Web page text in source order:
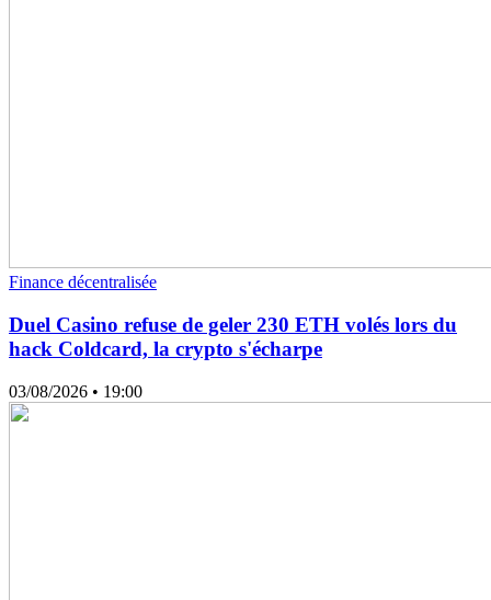
Finance décentralisée
Duel Casino refuse de geler 230 ETH volés lors du
hack Coldcard, la crypto s'écharpe
03/08/2026 • 19:00